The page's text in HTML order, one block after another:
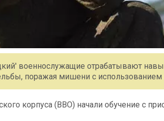
военнослужащие отрабатывают
поражая мишени с использованием
корпуса (ВВО) начали обучение с